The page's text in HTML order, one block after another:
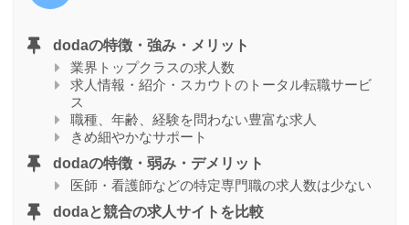
dodaの特徴・強み・メリット
業界トップクラスの求人数
求人情報・紹介・スカウトのトータル転職サービ
ス
職種、年齢、経験を問わない豊富な求人
きめ細やかなサポート
dodaの特徴・弱み・デメリット
医師・看護師などの特定専門職の求人数は少ない
dodaと競合の求人サイトを比較